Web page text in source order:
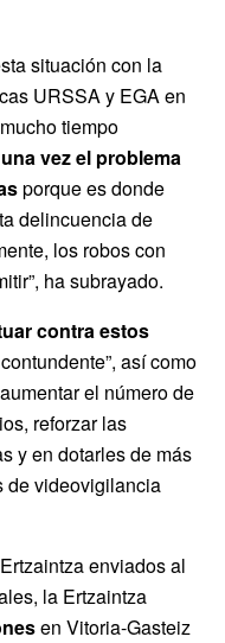
situación con la
URSSA y EGA en
tiempo
vez el problema
porque es donde
delincuencia de
los robos con
ha subrayado.
contra estos
así como
el número de
reforzar las
y en dotarles de más
de videovigilancia
enviados al
la Ertzaintza
en Vitoria-Gasteiz